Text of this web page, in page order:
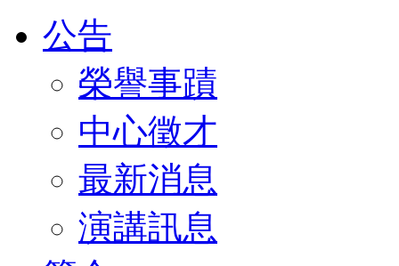
公告
榮譽事蹟
中心徵才
最新消息
演講訊息